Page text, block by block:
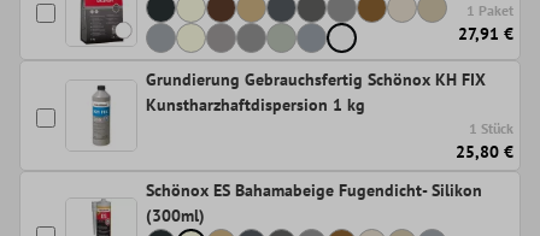
1 Paket
27,91 €
Grundierung Gebrauchsfertig Schönox KH FIX
Kunstharzhaftdispersion 1 kg
1 Stück
25,80 €
Schönox ES Bahamabeige Fugendicht- Silikon
(300ml)